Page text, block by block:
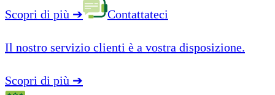
Scopri di più ➔ Contattateci
Il nostro servizio clienti è a vostra disposizione.
Scopri di più ➔